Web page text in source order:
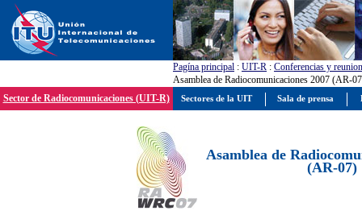
Pagína principal : UIT-R : Conferencias y
Asamblea de Radiocomunicaciones 2007 (AR-
Sector de Radiocomunicaciones (UIT-R)
Asamblea de
(AR-07)
Sectores de la UIT Sala de prensa